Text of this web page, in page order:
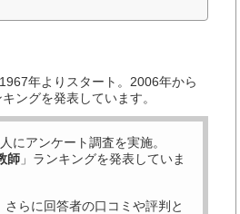
年よりスタート。2006年から
ングを発表しています。
人にアンケート調査を実施。
師 」ランキングを発表していま
さらに回答者の口コミや評判と